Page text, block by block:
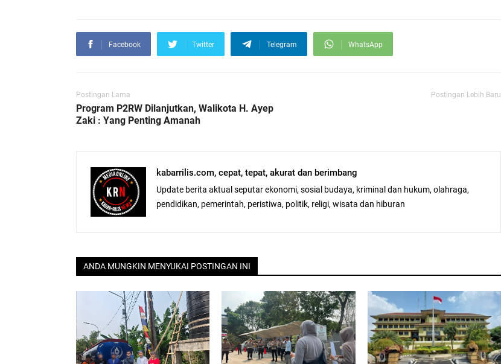
Facebook Twitter Telegram WhatsApp
Postingan Lama
Program P2RW Dilanjutkan, Walikota H. Ayep
Zaki : Yang Penting Amanah
Postingan Lebih Baru
kabarrilis.com, cepat, tepat, akurat dan berimbang
Update berita aktual seputar ekonomi, sosial budaya, kriminal dan hukum, olahraga,
pendidikan, pemerintah, peristiwa, politik, religi, wisata dan hiburan
ANDA MUNGKIN MENYUKAI POSTINGAN INI